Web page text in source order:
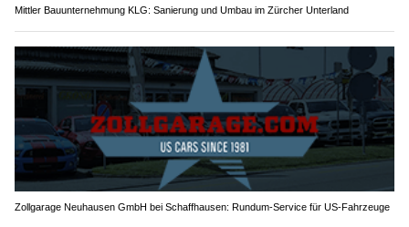
Mittler Bauunternehmung KLG: Sanierung und Umbau im Zürcher Unterland
Zollgarage Neuhausen GmbH bei Schaffhausen: Rundum-Service für US-Fahrzeuge